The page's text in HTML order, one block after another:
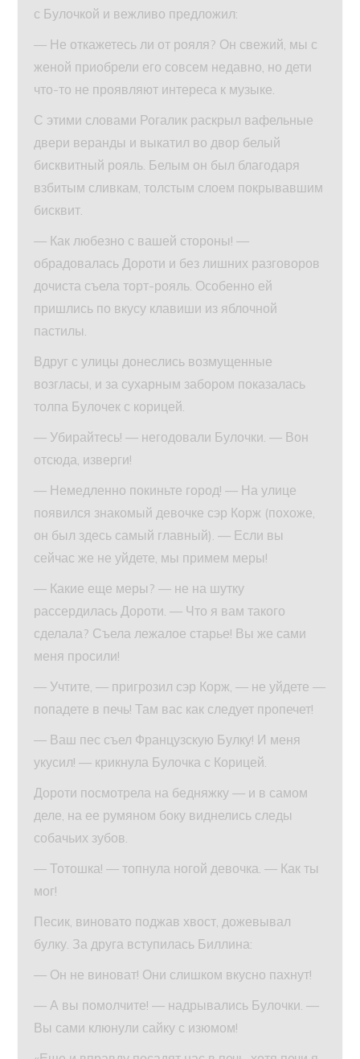
с Булочкой и вежливо предложил:
— Не откажетесь ли от рояля? Он свежий, мы с
женой приобрели его совсем недавно, но дети
что-то не проявляют интереса к музыке.
С этими словами Рогалик раскрыл вафельные
двери веранды и выкатил во двор белый
бисквитный рояль. Белым он был благодаря
взбитым сливкам, толстым слоем покрывавшим
бисквит.
— Как любезно с вашей стороны! —
обрадовалась Дороти и без лишних разговоров
дочиста съела торт-рояль. Особенно ей
пришлись по вкусу клавиши из яблочной
пастилы.
Вдруг с улицы донеслись возмущенные
возгласы, и за сухарным забором показалась
толпа Булочек с корицей.
— Убирайтесь! — негодовали Булочки. — Вон
отсюда, изверги!
— Немедленно покиньте город! — На улице
появился знакомый девочке сэр Корж (похоже,
он был здесь самый главный). — Если вы
сейчас же не уйдете, мы примем меры!
— Какие еще меры? — не на шутку
рассердилась Дороти. — Что я вам такого
сделала? Съела лежалое старье! Вы же сами
меня просили!
— Учтите, — пригрозил сэр Корж, — не уйдете —
попадете в печь! Там вас как следует пропечет!
— Ваш пес съел Французскую Булку! И меня
укусил! — крикнула Булочка с Корицей.
Дороти посмотрела на бедняжку — и в самом
деле, на ее румяном боку виднелись следы
собачьих зубов.
— Тотошка! — топнула ногой девочка. — Как ты
мог!
Песик, виновато поджав хвост, дожевывал
булку. За друга вступилась Биллина:
— Он не виноват! Они слишком вкусно пахнут!
— А вы помолчите! — надрывались Булочки. —
Вы сами клюнули сайку с изюмом!